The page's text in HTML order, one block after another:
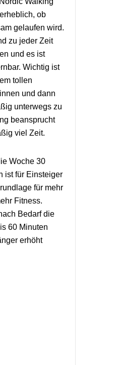
ob
gelaufen wird.
zu jeder Zeit
und es ist
Wichtig ist
tollen
und dann
unterwegs zu
beansprucht
viel Zeit.
Woche 30
ist für Einsteiger
für mehr
Fitness.
Bedarf die
60 Minuten
erhöht